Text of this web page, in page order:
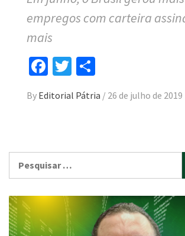
empregos com carteira
mais
Facebook
Twitter
By Editorial Pátria / 26 de julho de 2019
por: